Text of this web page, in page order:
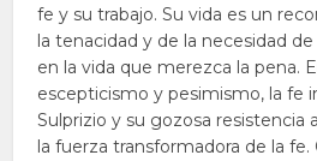
fe y su trabajo. Su vida es un
la tenacidad y de la necesidad
en la vida que merezca la pena.
escepticismo y pesimismo, la fe
Sulprizio y su gozosa resistencia
la fuerza transformadora de la